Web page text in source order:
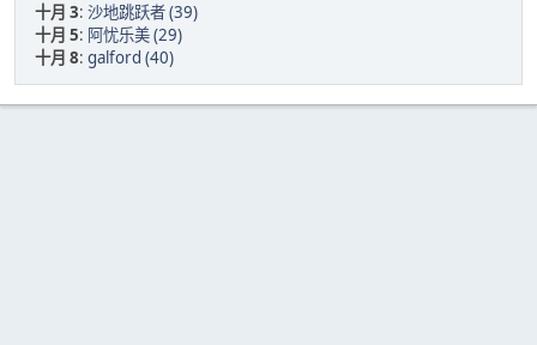
十月 3: 沙地跳跃者 (39)
十月 5: 阿忧乐美 (29)
十月 8: galford (40)